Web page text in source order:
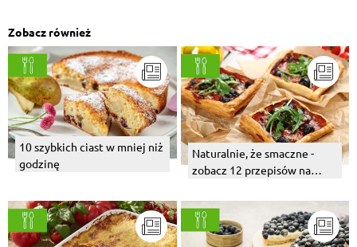
Zobacz również
10 szybkich ciast w mniej niż
godzinę
Naturalnie, że smaczne -
zobacz 12 przepisów na